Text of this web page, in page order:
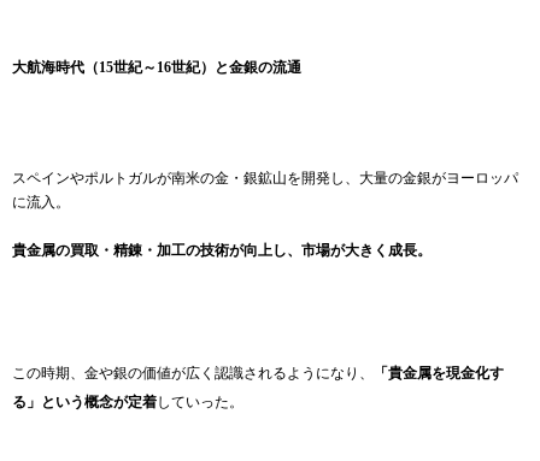
大航海時代（15世紀～16世紀）と金銀の流通
スペインやポルトガルが南米の金・銀鉱山を開発し、大量の金銀がヨーロッパ
に流入。
貴金属の買取・精錬・加工の技術が向上し、市場が大きく成長。
この時期、金や銀の価値が広く認識されるようになり、
「貴金属を現金化す
る」という概念が定着していった。